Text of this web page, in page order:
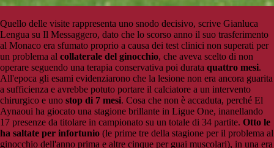
Quello delle visite rappresenta uno snodo decisivo, scrive Gianluca
Lengua su Il Messaggero, dato che lo scorso anno il suo trasferimento
al Monaco era sfumato proprio a causa dei test clinici non superati per
un problema al collaterale del ginocchio, che aveva scelto di non
operare seguendo una terapia conservativa poi durata quattro mesi.
All'epoca gli esami evidenziarono che la lesione non era ancora guarita
a sufficienza e avrebbe potuto portare il calciatore a un intervento
chirurgico e uno stop di 7 mesi. Cosa che non è accaduta, perché El
Aynaoui ha giocato una stagione brillante in Ligue One, inanellando
17 presenze da titolare in campionato su un totale di 34 partite. Otto le
ha saltate per infortunio (le prime tre della stagione per il problema al
ginocchio dell'anno prima e altre cinque per guai muscolari), in una era